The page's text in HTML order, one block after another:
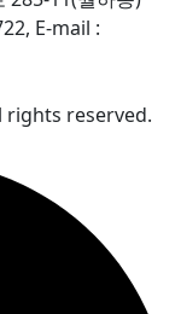
E-mail :
rights reserved.